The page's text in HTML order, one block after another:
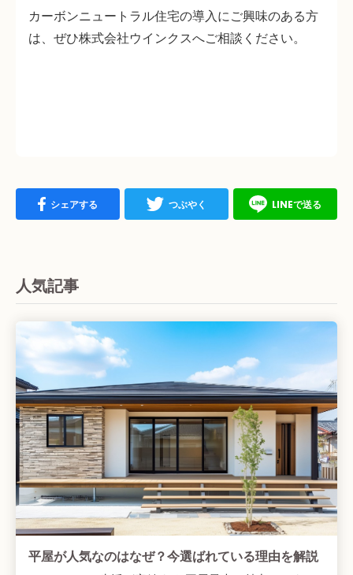
カーボンニュートラル住宅の導入にご興味のある方
は、ぜひ株式会社ウインクスへご相談ください。
シェアする つぶやく LINEで送る
人気記事
平屋が人気なのはなぜ？今選ばれている理由を解説